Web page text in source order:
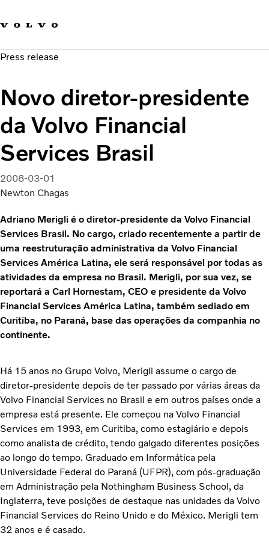
Carreira
Sustentabilidade e Segurança
Press release
Novo diretor-presidente
da Volvo Financial
Services Brasil
2008-03-01
Newton Chagas
Adriano Merigli é o diretor-presidente da Volvo Financial
Services Brasil. No cargo, criado recentemente a partir de
uma reestruturação administrativa da Volvo Financial
Services América Latina, ele será responsável por todas as
atividades da empresa no Brasil. Merigli, por sua vez, se
reportará a Carl Hornestam, CEO e presidente da Volvo
Financial Services América Latina, também sediado em
Curitiba, no Paraná, base das operações da companhia no
continente.
Há 15 anos no Grupo Volvo, Merigli assume o cargo de
diretor-presidente depois de ter passado por várias áreas da
Volvo Financial Services no Brasil e em outros países onde a
empresa está presente. Ele começou na Volvo Financial
Services em 1993, em Curitiba, como estagiário e depois
como analista de crédito, tendo galgado diferentes posições
ao longo do tempo. Graduado em Informática pela
Universidade Federal do Paraná (UFPR), com pós-graduação
em Administração pela Nothingham Business School, da
Inglaterra, teve posições de destaque nas unidades da Volvo
Financial Services do Reino Unido e do México. Merigli tem
32 anos e é casado.